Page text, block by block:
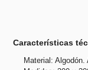
Características
Material: